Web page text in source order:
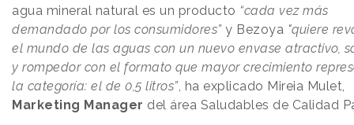
agua mineral natural es un producto “cada vez más
demandado por los consumidores”y Bezoya "quiere
el mundo de las aguas con un nuevo envase atractivo,
y rompedor con el formato que mayor crecimiento
la categoría: el de 0,5 litros”, ha explicado Mireia Mulet,
Marketing Manager del área Saludables de Calidad